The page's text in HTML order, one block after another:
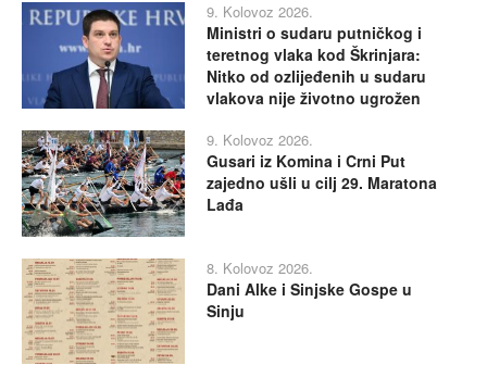
9. Kolovoz 2026.
Ministri o sudaru putničkog i
teretnog vlaka kod Škrinjara:
Nitko od ozlijeđenih u sudaru
vlakova nije životno ugrožen
9. Kolovoz 2026.
Gusari iz Komina i Crni Put
zajedno ušli u cilj 29. Maratona
Lađa
8. Kolovoz 2026.
Dani Alke i Sinjske Gospe u
Sinju